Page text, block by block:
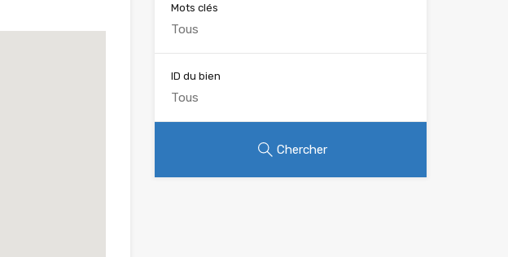
Mots clés
ID du bien
Chercher